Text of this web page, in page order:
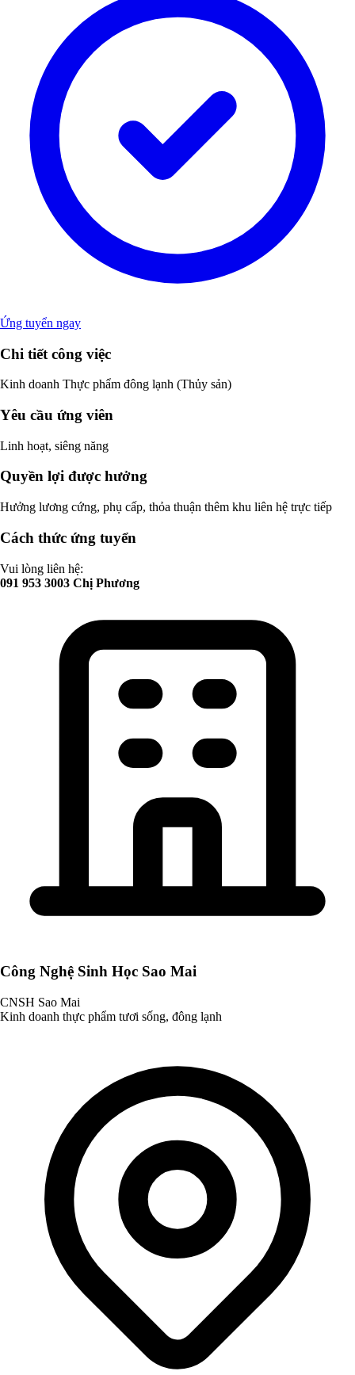
Ứng tuyển ngay
Chi tiết công việc
Kinh doanh Thực phẩm đông lạnh (Thủy sản)
Yêu cầu ứng viên
Linh hoạt, siêng năng
Quyền lợi được hưởng
Hưởng lương cứng, phụ cấp, thỏa thuận thêm khu liên hệ trực tiếp
Cách thức ứng tuyển
Vui lòng liên hệ:
091 953 3003 Chị Phương
Công Nghệ Sinh Học Sao Mai
CNSH Sao Mai
Kinh doanh thực phẩm tươi sống, đông lạnh